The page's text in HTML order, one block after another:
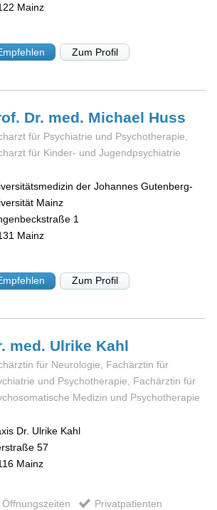
Mainz
Zum Profil
Dr. med. Michael Huss
für Psychiatrie und Psychotherapie,
für Kinder- und Jugendpsychiatrie
der Johannes Gutenberg-
Mainz
1
Mainz
Zum Profil
med. Ulrike Kahl
für Neurologie, Fachärztin für
und Psychotherapie, Fachärztin für
Medizin und Psychotherapie
Dr. Ulrike Kahl
57
Mainz
Öffnungszeiten Privatpatienten